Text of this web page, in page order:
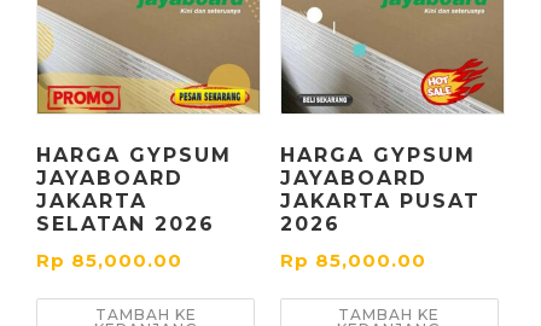
HARGA GYPSUM
JAYABOARD
JAKARTA
SELATAN 2026
Rp 85,000.00
TAMBAH KE
HARGA GYPSUM
JAYABOARD
JAKARTA PUSAT
2026
Rp 85,000.00
TAMBAH KE